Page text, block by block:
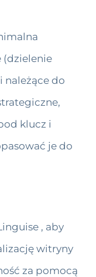
(dzielenie
należące do
klucz i
je do
, aby
witryny
za pomocą